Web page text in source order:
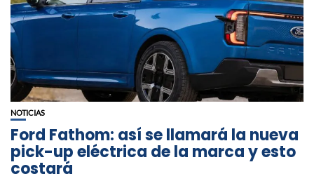
NOTICIAS
Ford Fathom: así se llamará la nueva
pick-up eléctrica de la marca y esto
costará